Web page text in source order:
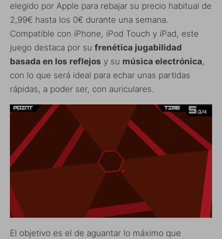
elegido por Apple para rebajar su precio habitual de
2,99€ hasta los 0€ durante una semana.
Compatible con iPhone, iPod Touch y iPad, este
juego destaca por su frenética jugabilidad
basada en los reflejos y su música electrónica,
con lo que será ideal para echar unas partidas
rápidas, a poder ser, con auriculares.
El objetivo es el de aguantar lo máximo que